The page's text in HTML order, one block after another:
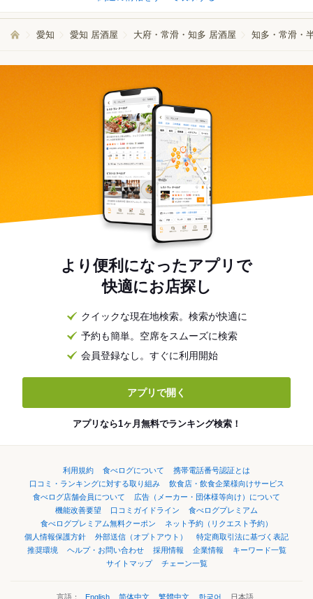
愛知 愛知 居酒屋 大府・常滑・知多 居酒屋 知多・常滑・
より便利になったアプリで
快適にお店探し
クイックな現在地検索。検索が快適に
予約も簡単。空席をスムーズに検索
会員登録なし。すぐに利用開始
アプリで開く
アプリなら1ヶ月無料でランキング検索！
利用規約 食べログについて
携帯電話番号認証とは
口コミ・ランキングに対する取り組み
飲食店・飲食企業様向けサービス
食べログ店舗会員について
広告（メーカー・団体様等向け）について
機能改善要望
口コミガイドライン
食べログプレミアム
食べログプレミアム無料クーポン
ネット予約（リクエスト予約）
個人情報保護方針
外部送信（オプトアウト）
特定商取引法に基づく表記
推奨環境
ヘルプ・お問い合わせ 採用情報 企業情報
キーワード一覧
サイトマップ
チェーン一覧
言語： English 简体中文 繁體中文 한국어 日本語